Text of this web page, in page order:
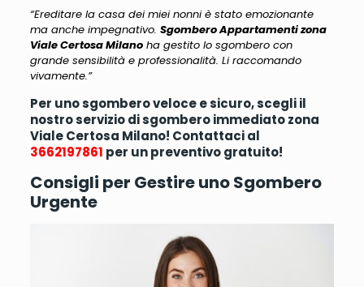
“Ereditare la casa dei miei nonni è stato emozionante
ma anche impegnativo. Sgombero Appartamenti zona
Viale Certosa Milanoha gestito lo sgombero con
grande sensibilità e professionalità. Li raccomando
vivamente.”
Per uno sgombero veloce e sicuro, scegli il
nostro servizio di sgombero immediato zona
Viale Certosa Milano! Contattaci al
3662197861 per un preventivo gratuito!
Consigli per Gestire uno Sgombero
Urgente